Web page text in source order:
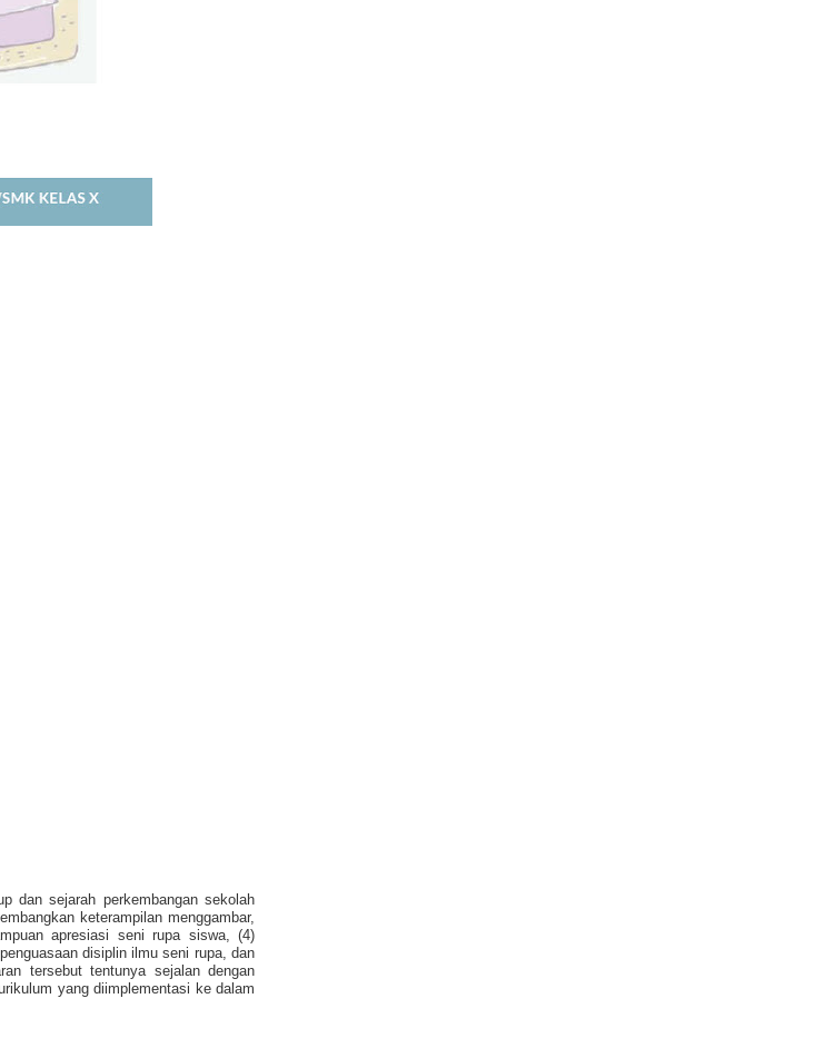
dan sejarah perkembangan sekolah
keterampilan menggambar,
apresiasi seni rupa siswa, (4)
disiplin ilmu seni rupa, dan
tersebut tentunya sejalan dengan
yang diimplementasi ke dalam